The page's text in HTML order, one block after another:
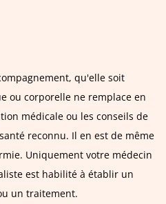
qu'elle soit
ou corporelle ne remplace en
médicale ou les conseils de
reconnu. Il en est de même
Uniquement votre médecin
est habilité à établir un
un traitement.